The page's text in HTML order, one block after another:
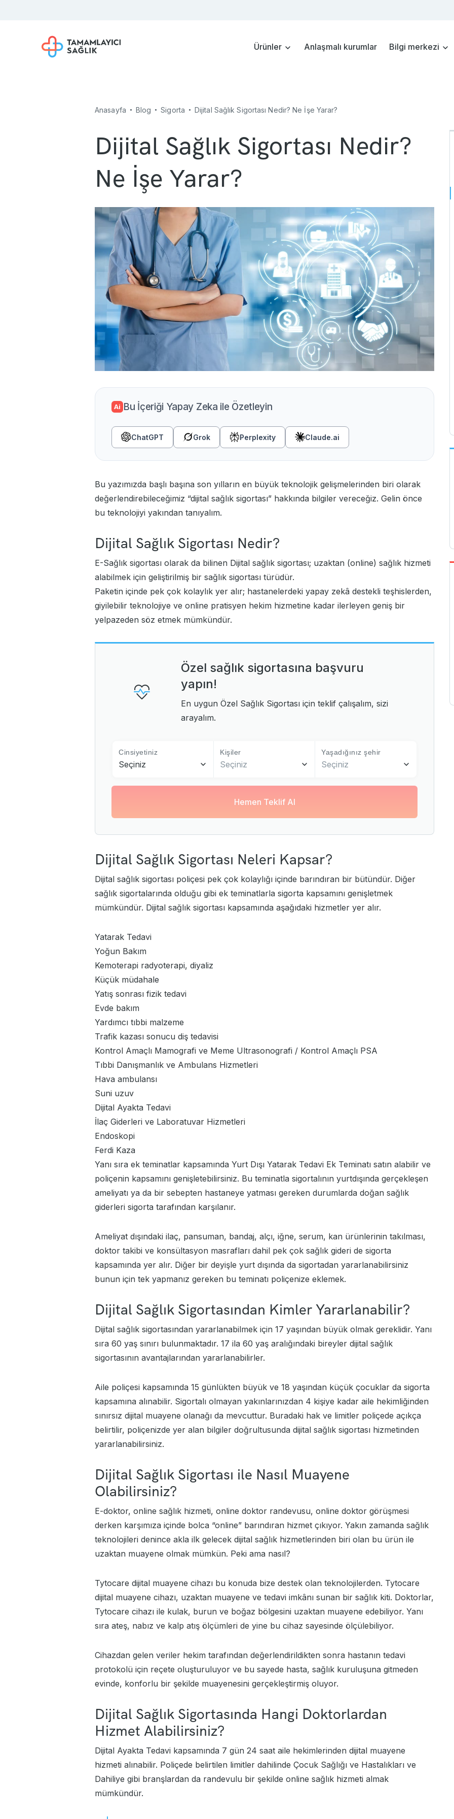
Ürünler Anlaşmalı kurumlar Bilgi merkezi
Anasayfa Blog Sigorta Dijital Sağlık Sigortası Nedir? Ne İşe Yarar?
Dijital Sağlık Sigortası Nedir?
Ne İşe Yarar?
Ai Bu İçeriği Yapay Zeka ile Özetleyin
ChatGPT Grok Perplexity Claude.ai
Bu yazımızda başlı başına son yılların en büyük teknolojik gelişmelerinden biri olarak
değerlendirebileceğimiz “dijital sağlık sigortası” hakkında bilgiler vereceğiz. Gelin önce
bu teknolojiyi yakından tanıyalım.
Dijital Sağlık Sigortası Nedir?
E-Sağlık sigortası olarak da bilinen Dijital sağlık sigortası; uzaktan (online) sağlık hizmeti
alabilmek için geliştirilmiş bir sağlık sigortası türüdür.
Paketin içinde pek çok kolaylık yer alır; hastanelerdeki yapay zekâ destekli teşhislerden,
giyilebilir teknolojiye ve online pratisyen hekim hizmetine kadar ilerleyen geniş bir
yelpazeden söz etmek mümkündür.
Özel sağlık sigortasına başvuru
yapın!
En uygun Özel Sağlık Sigortası için teklif çalışalım, sizi
arayalım.
Cinsiyetiniz
Seçiniz
Kişiler
Seçiniz
Yaşadığınız şehir
Seçiniz
Hemen Teklif Al
Dijital Sağlık Sigortası Neleri Kapsar?
Dijital sağlık sigortası poliçesi pek çok kolaylığı içinde barındıran bir bütündür. Diğer
sağlık sigortalarında olduğu gibi ek teminatlarla sigorta kapsamını genişletmek
mümkündür. Dijital sağlık sigortası kapsamında aşağıdaki hizmetler yer alır.
Yatarak Tedavi
Yoğun Bakım
Kemoterapi radyoterapi, diyaliz
Küçük müdahale
Yatış sonrası fizik tedavi
Evde bakım
Yardımcı tıbbi malzeme
Trafik kazası sonucu diş tedavisi
Kontrol Amaçlı Mamografi ve Meme Ultrasonografi / Kontrol Amaçlı PSA
Tıbbi Danışmanlık ve Ambulans Hizmetleri
Hava ambulansı
Suni uzuv
Dijital Ayakta Tedavi
İlaç Giderleri ve Laboratuvar Hizmetleri
Endoskopi
Ferdi Kaza
Yanı sıra ek teminatlar kapsamında Yurt Dışı Yatarak Tedavi Ek Teminatı satın alabilir ve
poliçenin kapsamını genişletebilirsiniz. Bu teminatla sigortalının yurtdışında gerçekleşen
ameliyatı ya da bir sebepten hastaneye yatması gereken durumlarda doğan sağlık
giderleri sigorta tarafından karşılanır.
Ameliyat dışındaki ilaç, pansuman, bandaj, alçı, iğne, serum, kan ürünlerinin takılması,
doktor takibi ve konsültasyon masrafları dahil pek çok sağlık gideri de sigorta
kapsamında yer alır. Diğer bir deyişle yurt dışında da sigortadan yararlanabilirsiniz
bunun için tek yapmanız gereken bu teminatı poliçenize eklemek.
Dijital Sağlık Sigortasından Kimler Yararlanabilir?
Dijital sağlık sigortasından yararlanabilmek için 17 yaşından büyük olmak gereklidir. Yanı
sıra 60 yaş sınırı bulunmaktadır. 17 ila 60 yaş aralığındaki bireyler dijital sağlık
sigortasının avantajlarından yararlanabilirler.
Aile poliçesi kapsamında 15 günlükten büyük ve 18 yaşından küçük çocuklar da sigorta
kapsamına alınabilir. Sigortalı olmayan yakınlarınızdan 4 kişiye kadar aile hekimliğinden
sınırsız dijital muayene olanağı da mevcuttur. Buradaki hak ve limitler poliçede açıkça
belirtilir, poliçenizde yer alan bilgiler doğrultusunda dijital sağlık sigortası hizmetinden
yararlanabilirsiniz.
Dijital Sağlık Sigortası ile Nasıl Muayene
Olabilirsiniz?
E-doktor, online sağlık hizmeti, online doktor randevusu, online doktor görüşmesi
derken karşımıza içinde bolca “online” barındıran hizmet çıkıyor. Yakın zamanda sağlık
teknolojileri denince akla ilk gelecek dijital sağlık hizmetlerinden biri olan bu ürün ile
uzaktan muayene olmak mümkün. Peki ama nasıl?
Tytocare dijital muayene cihazı bu konuda bize destek olan teknolojilerden. Tytocare
dijital muayene cihazı, uzaktan muayene ve tedavi imkânı sunan bir sağlık kiti. Doktorlar,
Tytocare cihazı ile kulak, burun ve boğaz bölgesini uzaktan muayene edebiliyor. Yanı
sıra ateş, nabız ve kalp atış ölçümleri de yine bu cihaz sayesinde ölçülebiliyor.
Cihazdan gelen veriler hekim tarafından değerlendirildikten sonra hastanın tedavi
protokolü için reçete oluşturuluyor ve bu sayede hasta, sağlık kuruluşuna gitmeden
evinde, konforlu bir şekilde muayenesini gerçekleştirmiş oluyor.
Dijital Sağlık Sigortasında Hangi Doktorlardan
Hizmet Alabilirsiniz?
Dijital Ayakta Tedavi kapsamında 7 gün 24 saat aile hekimlerinden dijital muayene
hizmeti alınabilir. Poliçede belirtilen limitler dahilinde Çocuk Sağlığı ve Hastalıkları ve
Dahiliye gibi branşlardan da randevulu bir şekilde online sağlık hizmeti almak
mümkündür.